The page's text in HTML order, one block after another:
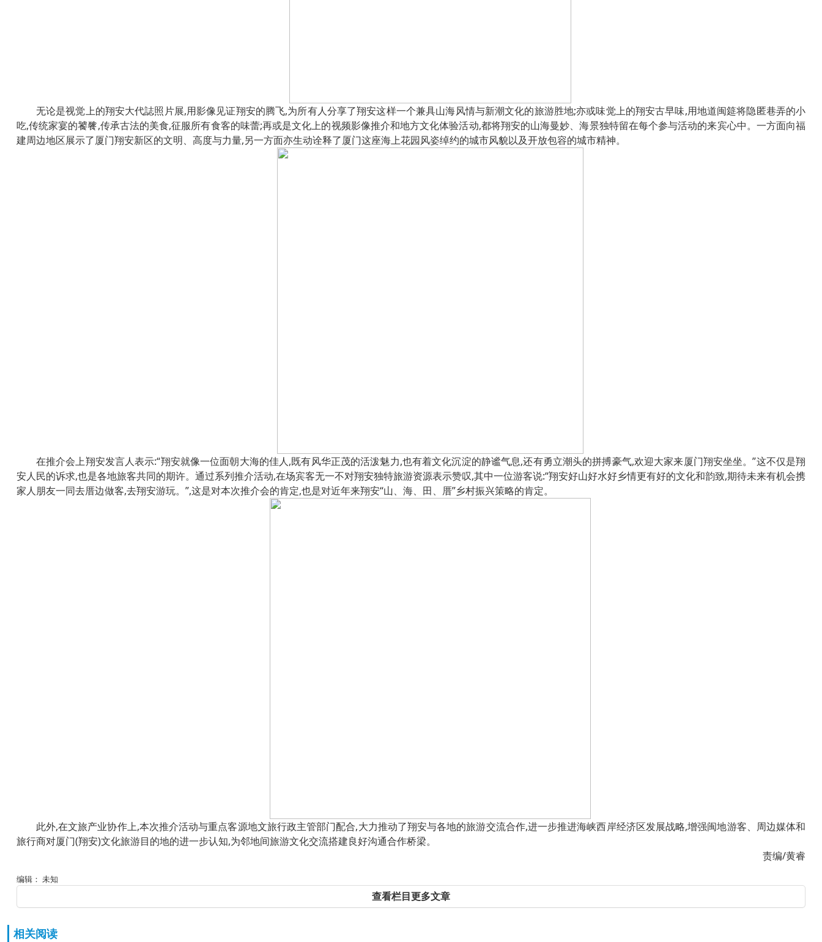
无论是视觉上的翔安大代誌照片展,用影像见证翔安的腾飞,为所有人分享了翔安这样一个兼具山海风情与新潮文化的旅游胜地;亦或味觉上的翔安古早味,用地道闽筵将隐匿巷弄的小
吃,传统家宴的饕餮,传承古法的美食,征服所有食客的味蕾;再或是文化上的视频影像推介和地方文化体验活动,都将翔安的山海曼妙、海景独特留在每个参与活动的来宾心中。一方面向福
建周边地区展示了厦门翔安新区的文明、高度与力量,另一方面亦生动诠释了厦门这座海上花园风姿绰约的城市风貌以及开放包容的城市精神。
在推介会上翔安发言人表示:“翔安就像一位面朝大海的佳人,既有风华正茂的活泼魅力,也有着文化沉淀的静谧气息,还有勇立潮头的拼搏豪气,欢迎大家来厦门翔安坐坐。”这不仅是翔
安人民的诉求,也是各地旅客共同的期许。通过系列推介活动,在场宾客无一不对翔安独特旅游资源表示赞叹,其中一位游客说:“翔安好山好水好乡情更有好的文化和韵致,期待未来有机会携
家人朋友一同去厝边做客,去翔安游玩。”,这是对本次推介会的肯定,也是对近年来翔安“山、海、田、厝”乡村振兴策略的肯定。
此外,在文旅产业协作上,本次推介活动与重点客源地文旅行政主管部门配合,大力推动了翔安与各地的旅游交流合作,进一步推进海峡西岸经济区发展战略,增强闽地游客、周边媒体和
旅行商对厦门(翔安)文化旅游目的地的进一步认知,为邻地间旅游文化交流搭建良好沟通合作桥梁。
责编/黄睿
编辑： 未知
查看栏目更多文章
相关阅读